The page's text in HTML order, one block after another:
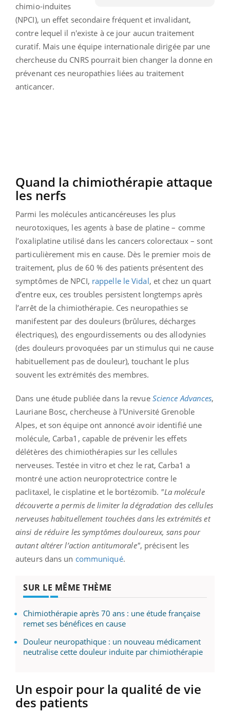
chimio-induites
(NPCI), un effet secondaire fréquent et invalidant,
contre lequel il n'existe à ce jour aucun traitement
curatif. Mais une équipe internationale dirigée par une
chercheuse du CNRS pourrait bien changer la donne en
prévenant ces neuropathies liées au traitement
anticancer.
Quand la chimiothérapie attaque
les nerfs
Parmi les molécules anticancéreuses les plus
neurotoxiques, les agents à base de platine – comme
l’oxaliplatine utilisé dans les cancers colorectaux – sont
particulièrement mis en cause. Dès le premier mois de
traitement, plus de 60 % des patients présentent des
symptômes de NPCI, rappelle le Vidal, et chez un quart
d’entre eux, ces troubles persistent longtemps après
l’arrêt de la chimiothérapie. Ces neuropathies se
manifestent par des douleurs (brûlures, décharges
électriques), des engourdissements ou des allodynies
(des douleurs provoquées par un stimulus qui ne cause
habituellement pas de douleur), touchant le plus
souvent les extrémités des membres.
Dans une étude publiée dans la revue Science Advances,
Lauriane Bosc, chercheuse à l’Université Grenoble
Alpes, et son équipe ont annoncé avoir identifié une
molécule, Carba1, capable de prévenir les effets
délétères des chimiothérapies sur les cellules
nerveuses. Testée in vitro et chez le rat, Carba1 a
montré une action neuroprotectrice contre le
paclitaxel, le cisplatine et le bortézomib. "La molécule
découverte a permis de limiter la dégradation des cellules
nerveuses habituellement touchées dans les extrémités et
ainsi de réduire les symptômes douloureux, sans pour
autant altérer l’action antitumorale", précisent les
auteurs dans un communiqué.
SUR LE MÊME THÈME
Chimiothérapie après 70 ans : une étude française
remet ses bénéfices en cause
Douleur neuropathique : un nouveau médicament
neutralise cette douleur induite par chimiothérapie
Un espoir pour la qualité de vie
des patients